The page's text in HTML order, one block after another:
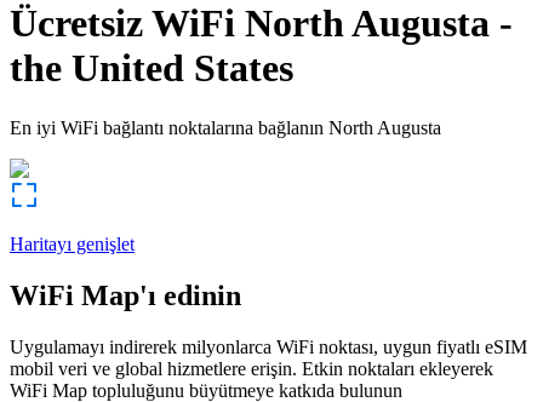
Ücretsiz WiFi North Augusta -
the United States
En iyi WiFi bağlantı noktalarına bağlanın North Augusta
Haritayı genişlet
WiFi Map'ı edinin
Uygulamayı indirerek milyonlarca WiFi noktası, uygun fiyatlı eSIM
mobil veri ve global hizmetlere erişin. Etkin noktaları ekleyerek
WiFi Map topluluğunu büyütmeye katkıda bulunun